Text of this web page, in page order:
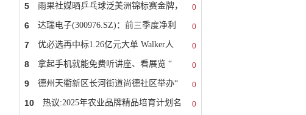
0
5 雨果社媒晒乒乓球泛美洲锦标赛金牌，
0
6 达瑞电子(300976.SZ)：前三季度净利
0
7 优必选再中标1.26亿元大单 Walker人
0
8 拿起手机就能免费听讲座、看展览 “
0
9 德州天衢新区长河街道尚德社区举办“
0
10 热议:2025年农业品牌精品培育计划名